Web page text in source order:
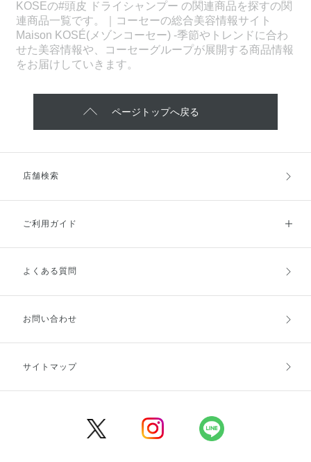
KOSEの#頭皮 ドライシャンプー の関連商品を探すの関
連商品一覧です。｜コーセーの総合美容情報サイト
Maison KOSÉ(メゾンコーセー) -季節やトレンドに合わ
せた美容情報や、コーセーグループが展開する商品情報
をお届けしていきます。
ページトップへ戻る
店舗検索
ご利用ガイド
ご利用ガイドトップ
お支払方法
キャンセル・返品・交換
よくある質問
お問い合わせ
サイトマップ